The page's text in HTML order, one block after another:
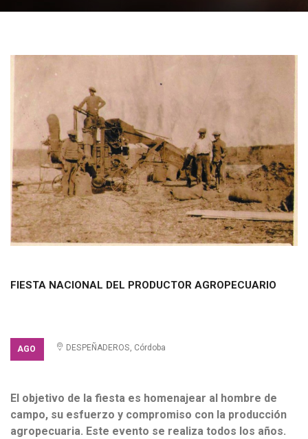
FIESTA NACIONAL DEL PRODUCTOR AGROPECUARIO
AGO DESPEÑADEROS, Córdoba
El objetivo de la fiesta es homenajear al hombre de
campo, su esfuerzo y compromiso con la producción
agropecuaria. Este evento se realiza todos los años.